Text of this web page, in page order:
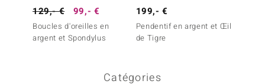
129,- € 99,- €
Boucles d'oreilles en
argent et Spondylus
199,- €
Pendentif en argent et Œil
de Tigre
Catégories